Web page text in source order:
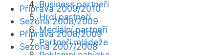
Business partneři
Hrdí partneři
Mediální partneři
Partneři mládeže
Příprava 2009/2010
Sezóna 2008/2009
Příprava 2008/2009
Sezóna 2007/2008